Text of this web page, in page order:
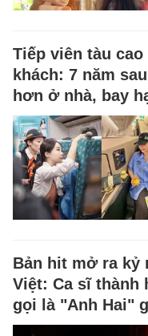
Tiếp viên tàu
khách: 7 năm
hơn ở nhà, bay
Bản hit mở ra kỷ
Việt: Ca sĩ
gọi là "Anh Hai"